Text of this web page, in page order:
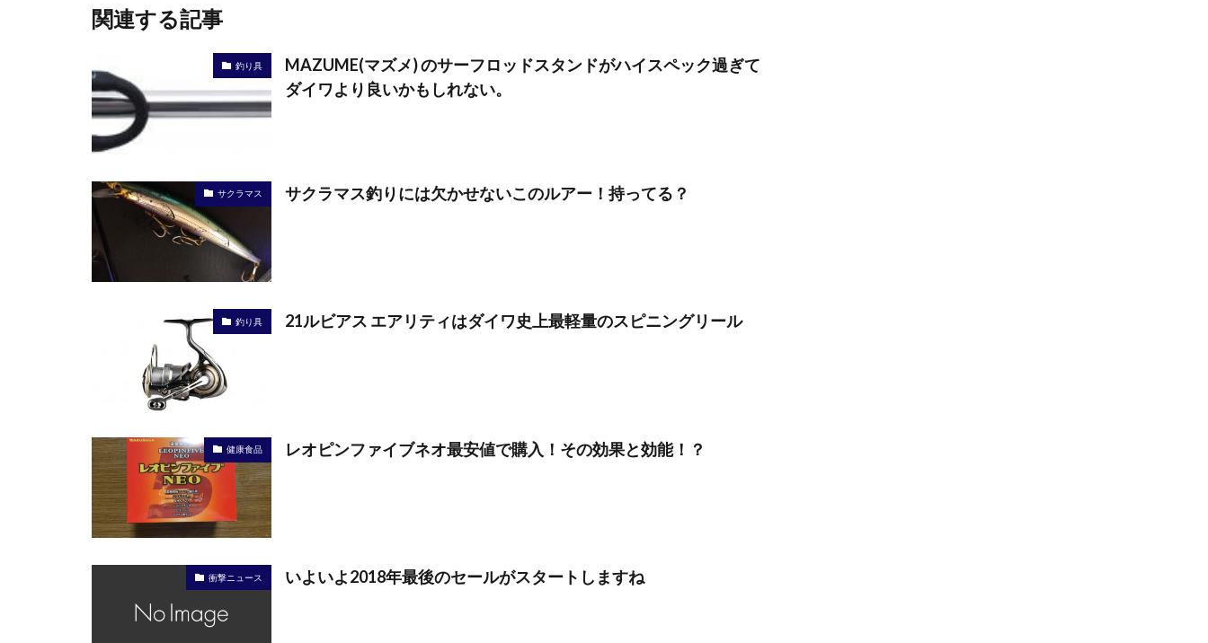
関連する記事
釣り具
MAZUME(マズメ) のサーフロッドスタンドがハイスペック過ぎて
ダイワより良いかもしれない。
サクラマス サクラマス釣りには欠かせないこのルアー！持ってる？
釣り具 21ルビアス エアリティはダイワ史上最軽量のスピニングリール
健康食品 レオピンファイブネオ最安値で購入！その効果と効能！？
衝撃ニュース いよいよ2018年最後のセールがスタートしますね